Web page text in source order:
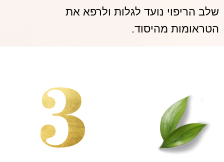
שלב הריפוי נועד לגלות ולרפא את
הטראומות מהיסוד.